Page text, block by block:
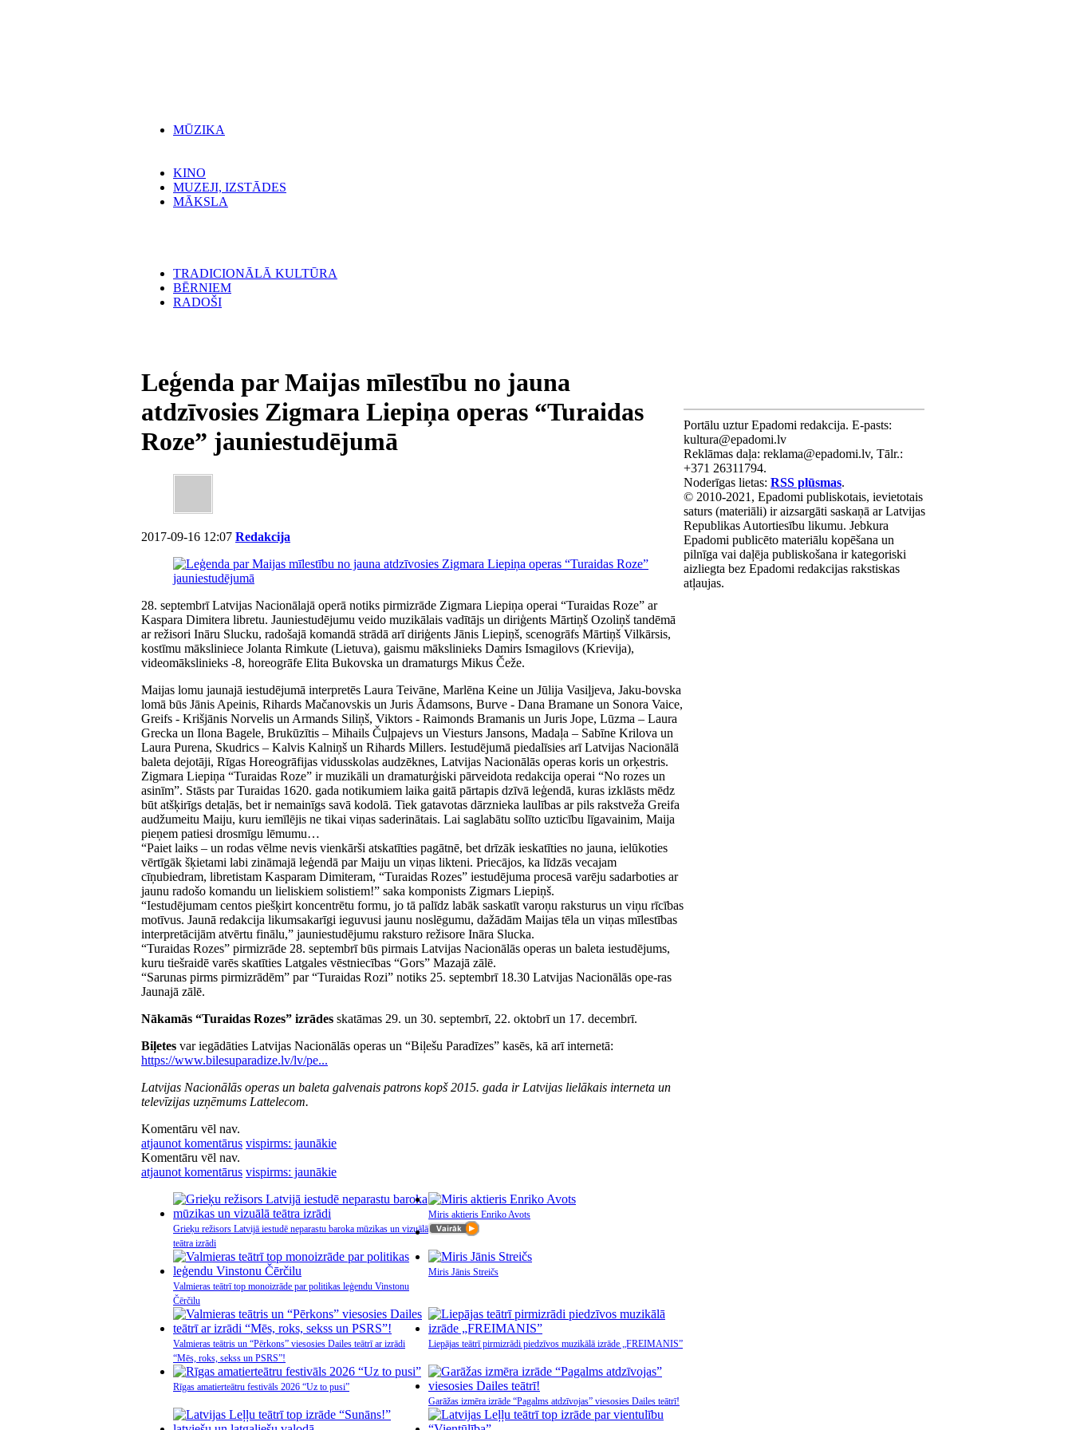
MŪZIKA
KINO
MUZEJI, IZSTĀDES
MĀKSLA
TRADICIONĀLĀ KULTŪRA
BĒRNIEM
RADOŠI
Leģenda par Maijas mīlestību no jauna
atdzīvosies Zigmara Liepiņa operas “Turaidas
Roze” jauniestudējumā
2017-09-16 12:07 Redakcija
28. septembrī Latvijas Nacionālajā operā notiks pirmizrāde Zigmara Liepiņa operai “Turaidas Roze” ar
Kaspara Dimitera libretu. Jauniestudējumu veido muzikālais vadītājs un diriģents Mārtiņš Ozoliņš tandēmā
ar režisori Ināru Slucku, radošajā komandā strādā arī diriģents Jānis Liepiņš, scenogrāfs Mārtiņš Vilkārsis,
kostīmu māksliniece Jolanta Rimkute (Lietuva), gaismu mākslinieks Damirs Ismagilovs (Krievija),
videomākslinieks -8, horeogrāfe Elita Bukovska un dramaturgs Mikus Čeže.
Maijas lomu jaunajā iestudējumā interpretēs Laura Teivāne, Marlēna Keine un Jūlija Vasiļjeva, Jaku-bovska
lomā būs Jānis Apeinis, Rihards Mačanovskis un Juris Ādamsons, Burve - Dana Bramane un Sonora Vaice,
Greifs - Krišjānis Norvelis un Armands Siliņš, Viktors - Raimonds Bramanis un Juris Jope, Lūzma – Laura
Grecka un Ilona Bagele, Brukūzītis – Mihails Čuļpajevs un Viesturs Jansons, Madaļa – Sabīne Krilova un
Laura Purena, Skudrics – Kalvis Kalniņš un Rihards Millers. Iestudējumā piedalīsies arī Latvijas Nacionālā
baleta dejotāji, Rīgas Horeogrāfijas vidusskolas audzēknes, Latvijas Nacionālās operas koris un orķestris.
Zigmara Liepiņa “Turaidas Roze” ir muzikāli un dramaturģiski pārveidota redakcija operai “No rozes un
asinīm”. Stāsts par Turaidas 1620. gada notikumiem laika gaitā pārtapis dzīvā leģendā, kuras izklāsts mēdz
būt atšķirīgs detaļās, bet ir nemainīgs savā kodolā. Tiek gatavotas dārznieka laulības ar pils rakstveža Greifa
audžumeitu Maiju, kuru iemīlējis ne tikai viņas saderinātais. Lai saglabātu solīto uzticību līgavainim, Maija
pieņem patiesi drosmīgu lēmumu…
“Paiet laiks – un rodas vēlme nevis vienkārši atskatīties pagātnē, bet drīzāk ieskatīties no jauna, ielūkoties
vērtīgāk šķietami labi zināmajā leģendā par Maiju un viņas likteni. Priecājos, ka līdzās vecajam
cīņubiedram, libretistam Kasparam Dimiteram, “Turaidas Rozes” iestudējuma procesā varēju sadarboties ar
jaunu radošo komandu un lieliskiem solistiem!” saka komponists Zigmars Liepiņš.
“Iestudējumam centos piešķirt koncentrētu formu, jo tā palīdz labāk saskatīt varoņu raksturus un viņu rīcības
motīvus. Jaunā redakcija likumsakarīgi ieguvusi jaunu noslēgumu, dažādām Maijas tēla un viņas mīlestības
interpretācijām atvērtu finālu,” jauniestudējumu raksturo režisore Ināra Slucka.
“Turaidas Rozes” pirmizrāde 28. septembrī būs pirmais Latvijas Nacionālās operas un baleta iestudējums,
kuru tiešraidē varēs skatīties Latgales vēstniecības “Gors” Mazajā zālē.
“Sarunas pirms pirmizrādēm” par “Turaidas Rozi” notiks 25. septembrī 18.30 Latvijas Nacionālās ope-ras
Jaunajā zālē.
Nākamās “Turaidas Rozes” izrādes skatāmas 29. un 30. septembrī, 22. oktobrī un 17. decembrī.
Biļetes var iegādāties Latvijas Nacionālās operas un “Biļešu Paradīzes” kasēs, kā arī internetā:
https://www.bilesuparadize.lv/lv/pe...
Latvijas Nacionālās operas un baleta galvenais patrons kopš 2015. gada ir Latvijas lielākais interneta un
televīzijas uzņēmums Lattelecom.
Komentāru vēl nav.
atjaunot komentārus vispirms: jaunākie
Komentāru vēl nav.
atjaunot komentārus vispirms: jaunākie
Grieķu režisors Latvijā iestudē neparastu baroka mūzikas un vizuālā
teātra izrādi
Miris aktieris Enriko Avots
Valmieras teātrī top monoizrāde par politikas leģendu Vinstonu
Čērčilu
Miris Jānis Streičs
Valmieras teātris un “Pērkons” viesosies Dailes teātrī ar izrādi
“Mēs, roks, sekss un PSRS”!
Liepājas teātrī pirmizrādi piedzīvos muzikālā izrāde „FREIMANIS”
Rīgas amatierteātru festivāls 2026 “Uz to pusi”
Garāžas izmēra izrāde “Pagalms atdzīvojas” viesosies Dailes teātrī!
Portālu uztur Epadomi redakcija. E-pasts:
kultura@epadomi.lv
Reklāmas daļa: reklama@epadomi.lv, Tālr.:
+371 26311794.
Noderīgas lietas: RSS plūsmas.
© 2010-2021, Epadomi publiskotais, ievietotais
saturs (materiāli) ir aizsargāti saskaņā ar Latvijas
Republikas Autortiesību likumu. Jebkura
Epadomi publicēto materiālu kopēšana un
pilnīga vai daļēja publiskošana ir kategoriski
aizliegta bez Epadomi redakcijas rakstiskas
atļaujas.